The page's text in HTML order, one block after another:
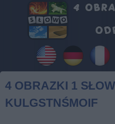
4 OBRAZKI 1
KULGSTNŚMOIF